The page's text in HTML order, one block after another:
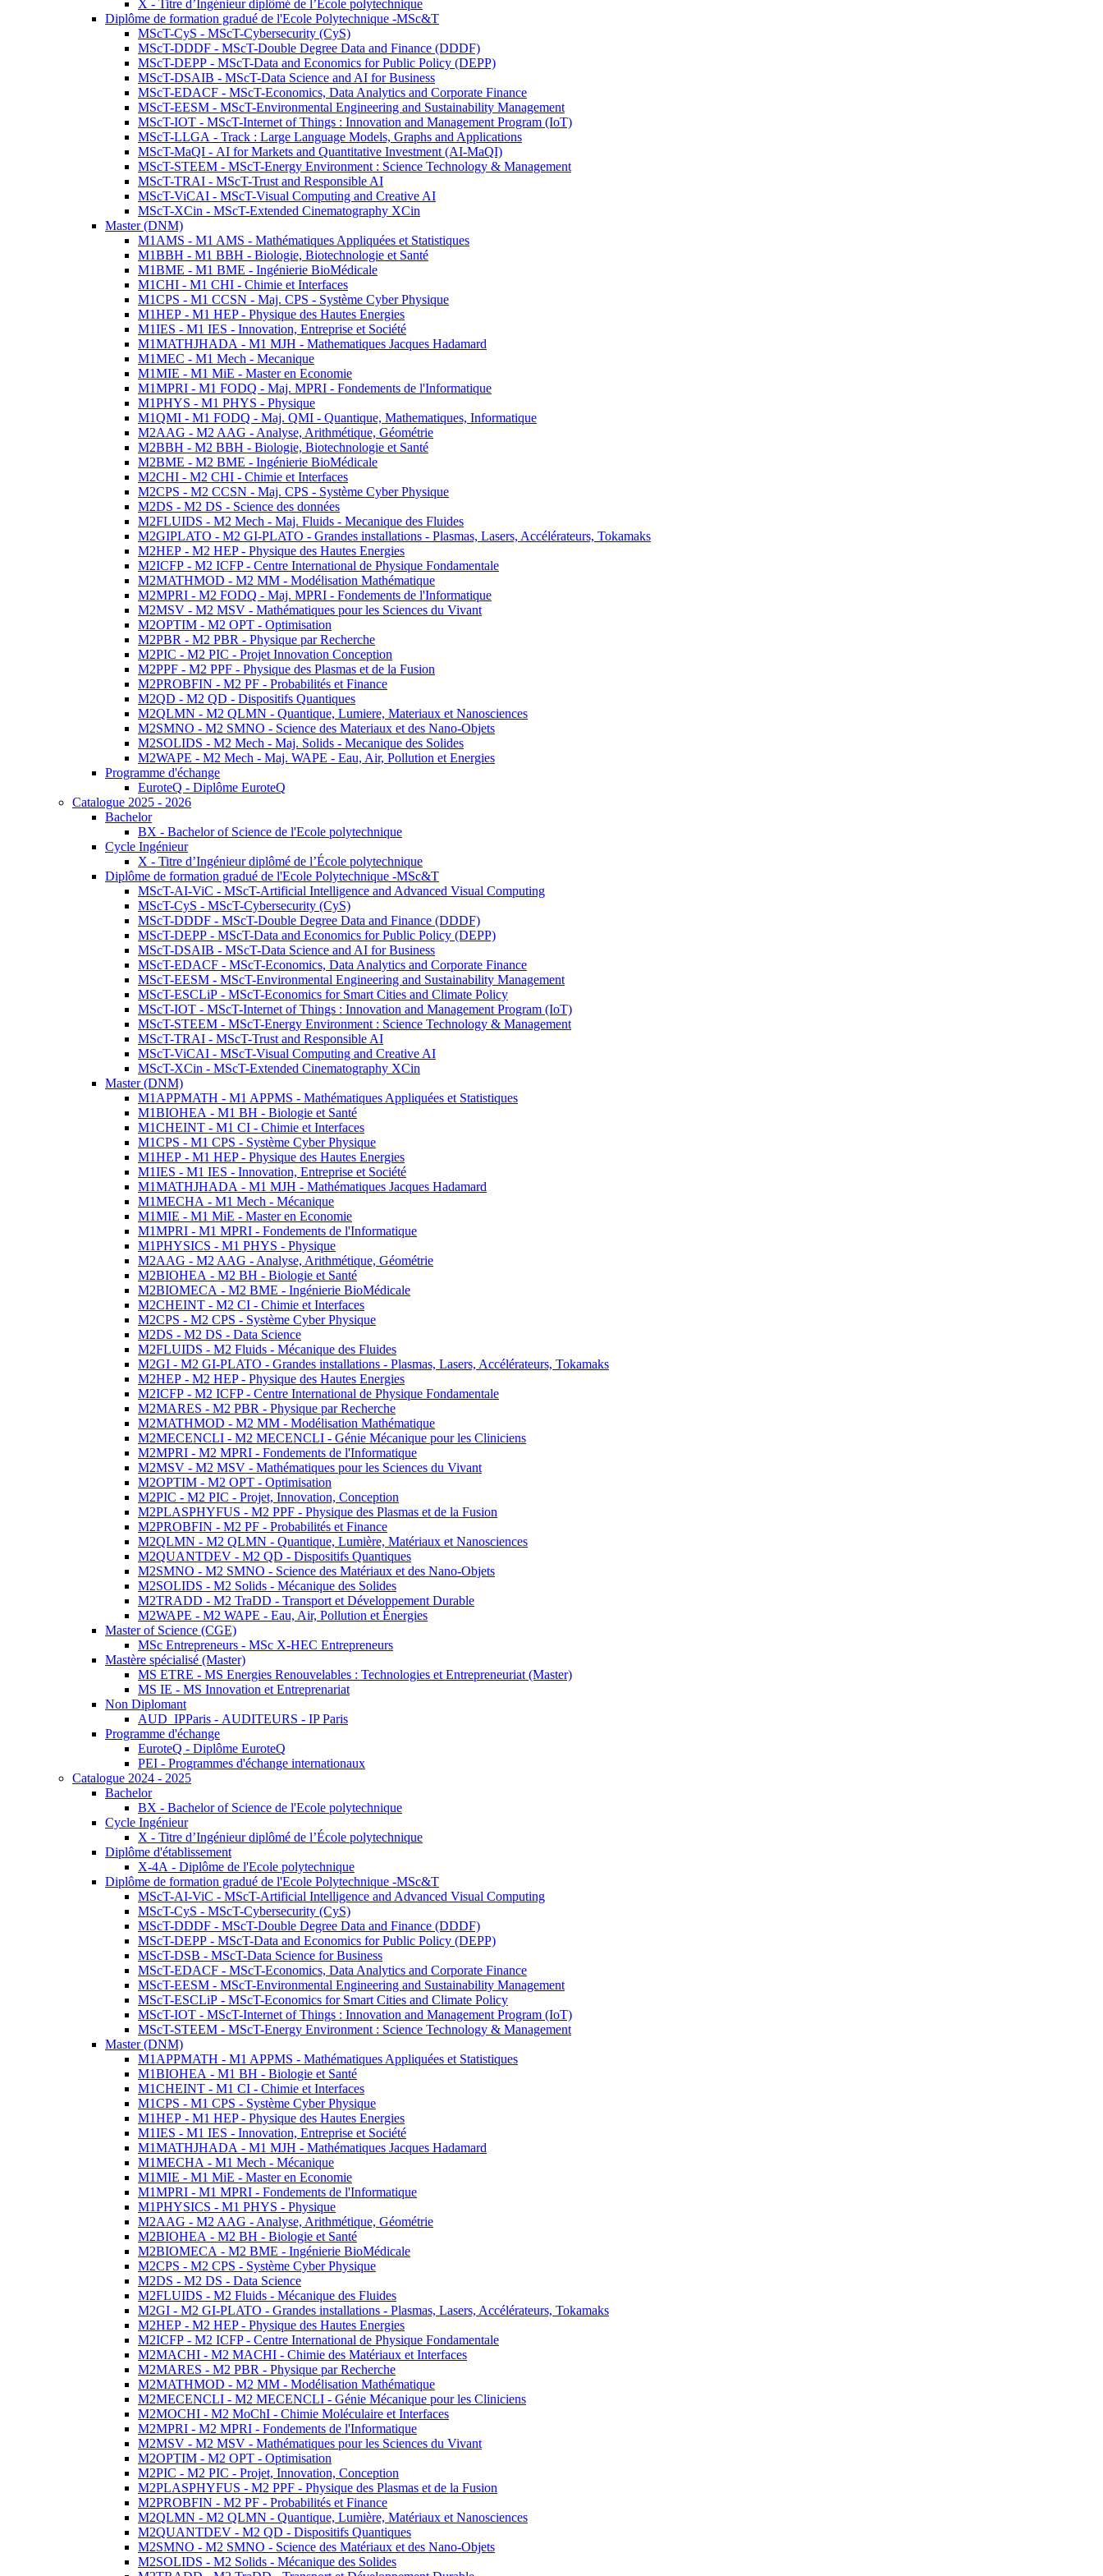
X - Titre d’Ingénieur diplômé de l’École polytechnique
Diplôme de formation gradué de l'Ecole Polytechnique -MSc&T
MScT-CyS - MScT-Cybersecurity (CyS)
MScT-DDDF - MScT-Double Degree Data and Finance (DDDF)
MScT-DEPP - MScT-Data and Economics for Public Policy (DEPP)
MScT-DSAIB - MScT-Data Science and AI for Business
MScT-EDACF - MScT-Economics, Data Analytics and Corporate Finance
MScT-EESM - MScT-Environmental Engineering and Sustainability Management
MScT-IOT - MScT-Internet of Things : Innovation and Management Program (IoT)
MScT-LLGA - Track : Large Language Models, Graphs and Applications
MScT-MaQI - AI for Markets and Quantitative Investment (AI-MaQI)
MScT-STEEM - MScT-Energy Environment : Science Technology & Management
MScT-TRAI - MScT-Trust and Responsible AI
MScT-ViCAI - MScT-Visual Computing and Creative AI
MScT-XCin - MScT-Extended Cinematography XCin
Master (DNM)
M1AMS - M1 AMS - Mathématiques Appliquées et Statistiques
M1BBH - M1 BBH - Biologie, Biotechnologie et Santé
M1BME - M1 BME - Ingénierie BioMédicale
M1CHI - M1 CHI - Chimie et Interfaces
M1CPS - M1 CCSN - Maj. CPS - Système Cyber Physique
M1HEP - M1 HEP - Physique des Hautes Energies
M1IES - M1 IES - Innovation, Entreprise et Société
M1MATHJHADA - M1 MJH - Mathematiques Jacques Hadamard
M1MEC - M1 Mech - Mecanique
M1MIE - M1 MiE - Master en Economie
M1MPRI - M1 FODQ - Maj. MPRI - Fondements de l'Informatique
M1PHYS - M1 PHYS - Physique
M1QMI - M1 FODQ - Maj. QMI - Quantique, Mathematiques, Informatique
M2AAG - M2 AAG - Analyse, Arithmétique, Géométrie
M2BBH - M2 BBH - Biologie, Biotechnologie et Santé
M2BME - M2 BME - Ingénierie BioMédicale
M2CHI - M2 CHI - Chimie et Interfaces
M2CPS - M2 CCSN - Maj. CPS - Système Cyber Physique
M2DS - M2 DS - Science des données
M2FLUIDS - M2 Mech - Maj. Fluids - Mecanique des Fluides
M2GIPLATO - M2 GI-PLATO - Grandes installations - Plasmas, Lasers, Accélérateurs, Tokamaks
M2HEP - M2 HEP - Physique des Hautes Energies
M2ICFP - M2 ICFP - Centre International de Physique Fondamentale
M2MATHMOD - M2 MM - Modélisation Mathématique
M2MPRI - M2 FODQ - Maj. MPRI - Fondements de l'Informatique
M2MSV - M2 MSV - Mathématiques pour les Sciences du Vivant
M2OPTIM - M2 OPT - Optimisation
M2PBR - M2 PBR - Physique par Recherche
M2PIC - M2 PIC - Projet Innovation Conception
M2PPF - M2 PPF - Physique des Plasmas et de la Fusion
M2PROBFIN - M2 PF - Probabilités et Finance
M2QD - M2 QD - Dispositifs Quantiques
M2QLMN - M2 QLMN - Quantique, Lumiere, Materiaux et Nanosciences
M2SMNO - M2 SMNO - Science des Materiaux et des Nano-Objets
M2SOLIDS - M2 Mech - Maj. Solids - Mecanique des Solides
M2WAPE - M2 Mech - Maj. WAPE - Eau, Air, Pollution et Energies
Programme d'échange
EuroteQ - Diplôme EuroteQ
Catalogue 2025 - 2026
Bachelor
BX - Bachelor of Science de l'Ecole polytechnique
Cycle Ingénieur
X - Titre d’Ingénieur diplômé de l’École polytechnique
Diplôme de formation gradué de l'Ecole Polytechnique -MSc&T
MScT-AI-ViC - MScT-Artificial Intelligence and Advanced Visual Computing
MScT-CyS - MScT-Cybersecurity (CyS)
MScT-DDDF - MScT-Double Degree Data and Finance (DDDF)
MScT-DEPP - MScT-Data and Economics for Public Policy (DEPP)
MScT-DSAIB - MScT-Data Science and AI for Business
MScT-EDACF - MScT-Economics, Data Analytics and Corporate Finance
MScT-EESM - MScT-Environmental Engineering and Sustainability Management
MScT-ESCLiP - MScT-Economics for Smart Cities and Climate Policy
MScT-IOT - MScT-Internet of Things : Innovation and Management Program (IoT)
MScT-STEEM - MScT-Energy Environment : Science Technology & Management
MScT-TRAI - MScT-Trust and Responsible AI
MScT-ViCAI - MScT-Visual Computing and Creative AI
MScT-XCin - MScT-Extended Cinematography XCin
Master (DNM)
M1APPMATH - M1 APPMS - Mathématiques Appliquées et Statistiques
M1BIOHEA - M1 BH - Biologie et Santé
M1CHEINT - M1 CI - Chimie et Interfaces
M1CPS - M1 CPS - Système Cyber Physique
M1HEP - M1 HEP - Physique des Hautes Energies
M1IES - M1 IES - Innovation, Entreprise et Société
M1MATHJHADA - M1 MJH - Mathématiques Jacques Hadamard
M1MECHA - M1 Mech - Mécanique
M1MIE - M1 MiE - Master en Economie
M1MPRI - M1 MPRI - Fondements de l'Informatique
M1PHYSICS - M1 PHYS - Physique
M2AAG - M2 AAG - Analyse, Arithmétique, Géométrie
M2BIOHEA - M2 BH - Biologie et Santé
M2BIOMECA - M2 BME - Ingénierie BioMédicale
M2CHEINT - M2 CI - Chimie et Interfaces
M2CPS - M2 CPS - Système Cyber Physique
M2DS - M2 DS - Data Science
M2FLUIDS - M2 Fluids - Mécanique des Fluides
M2GI - M2 GI-PLATO - Grandes installations - Plasmas, Lasers, Accélérateurs, Tokamaks
M2HEP - M2 HEP - Physique des Hautes Energies
M2ICFP - M2 ICFP - Centre International de Physique Fondamentale
M2MARES - M2 PBR - Physique par Recherche
M2MATHMOD - M2 MM - Modélisation Mathématique
M2MECENCLI - M2 MECENCLI - Génie Mécanique pour les Cliniciens
M2MPRI - M2 MPRI - Fondements de l'Informatique
M2MSV - M2 MSV - Mathématiques pour les Sciences du Vivant
M2OPTIM - M2 OPT - Optimisation
M2PIC - M2 PIC - Projet, Innovation, Conception
M2PLASPHYFUS - M2 PPF - Physique des Plasmas et de la Fusion
M2PROBFIN - M2 PF - Probabilités et Finance
M2QLMN - M2 QLMN - Quantique, Lumière, Matériaux et Nanosciences
M2QUANTDEV - M2 QD - Dispositifs Quantiques
M2SMNO - M2 SMNO - Science des Matériaux et des Nano-Objets
M2SOLIDS - M2 Solids - Mécanique des Solides
M2TRADD - M2 TraDD - Transport et Développement Durable
M2WAPE - M2 WAPE - Eau, Air, Pollution et Énergies
Master of Science (CGE)
MSc Entrepreneurs - MSc X-HEC Entrepreneurs
Mastère spécialisé (Master)
MS ETRE - MS Energies Renouvelables : Technologies et Entrepreneuriat (Master)
MS IE - MS Innovation et Entreprenariat
Non Diplomant
AUD_IPParis - AUDITEURS - IP Paris
Programme d'échange
EuroteQ - Diplôme EuroteQ
PEI - Programmes d'échange internationaux
Catalogue 2024 - 2025
Bachelor
BX - Bachelor of Science de l'Ecole polytechnique
Cycle Ingénieur
X - Titre d’Ingénieur diplômé de l’École polytechnique
Diplôme d'établissement
X-4A - Diplôme de l'Ecole polytechnique
Diplôme de formation gradué de l'Ecole Polytechnique -MSc&T
MScT-AI-ViC - MScT-Artificial Intelligence and Advanced Visual Computing
MScT-CyS - MScT-Cybersecurity (CyS)
MScT-DDDF - MScT-Double Degree Data and Finance (DDDF)
MScT-DEPP - MScT-Data and Economics for Public Policy (DEPP)
MScT-DSB - MScT-Data Science for Business
MScT-EDACF - MScT-Economics, Data Analytics and Corporate Finance
MScT-EESM - MScT-Environmental Engineering and Sustainability Management
MScT-ESCLiP - MScT-Economics for Smart Cities and Climate Policy
MScT-IOT - MScT-Internet of Things : Innovation and Management Program (IoT)
MScT-STEEM - MScT-Energy Environment : Science Technology & Management
Master (DNM)
M1APPMATH - M1 APPMS - Mathématiques Appliquées et Statistiques
M1BIOHEA - M1 BH - Biologie et Santé
M1CHEINT - M1 CI - Chimie et Interfaces
M1CPS - M1 CPS - Système Cyber Physique
M1HEP - M1 HEP - Physique des Hautes Energies
M1IES - M1 IES - Innovation, Entreprise et Société
M1MATHJHADA - M1 MJH - Mathématiques Jacques Hadamard
M1MECHA - M1 Mech - Mécanique
M1MIE - M1 MiE - Master en Economie
M1MPRI - M1 MPRI - Fondements de l'Informatique
M1PHYSICS - M1 PHYS - Physique
M2AAG - M2 AAG - Analyse, Arithmétique, Géométrie
M2BIOHEA - M2 BH - Biologie et Santé
M2BIOMECA - M2 BME - Ingénierie BioMédicale
M2CPS - M2 CPS - Système Cyber Physique
M2DS - M2 DS - Data Science
M2FLUIDS - M2 Fluids - Mécanique des Fluides
M2GI - M2 GI-PLATO - Grandes installations - Plasmas, Lasers, Accélérateurs, Tokamaks
M2HEP - M2 HEP - Physique des Hautes Energies
M2ICFP - M2 ICFP - Centre International de Physique Fondamentale
M2MACHI - M2 MACHI - Chimie des Matériaux et Interfaces
M2MARES - M2 PBR - Physique par Recherche
M2MATHMOD - M2 MM - Modélisation Mathématique
M2MECENCLI - M2 MECENCLI - Génie Mécanique pour les Cliniciens
M2MOCHI - M2 MoChI - Chimie Moléculaire et Interfaces
M2MPRI - M2 MPRI - Fondements de l'Informatique
M2MSV - M2 MSV - Mathématiques pour les Sciences du Vivant
M2OPTIM - M2 OPT - Optimisation
M2PIC - M2 PIC - Projet, Innovation, Conception
M2PLASPHYFUS - M2 PPF - Physique des Plasmas et de la Fusion
M2PROBFIN - M2 PF - Probabilités et Finance
M2QLMN - M2 QLMN - Quantique, Lumière, Matériaux et Nanosciences
M2QUANTDEV - M2 QD - Dispositifs Quantiques
M2SMNO - M2 SMNO - Science des Matériaux et des Nano-Objets
M2SOLIDS - M2 Solids - Mécanique des Solides